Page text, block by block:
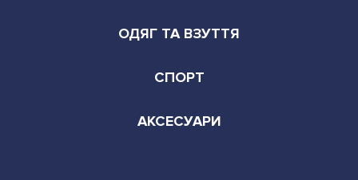
ОДЯГ ТА ВЗУТТЯ
СПОРТ
АКСЕСУАРИ